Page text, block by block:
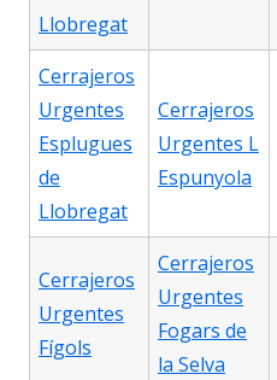
Llobregat
Cerrajeros
Urgentes
Esplugues
de
Llobregat
Cerrajeros
Urgentes L
Espunyola
Cerrajeros
Urgentes
Fígols
Cerrajeros
Urgentes
Fogars de
la Selva